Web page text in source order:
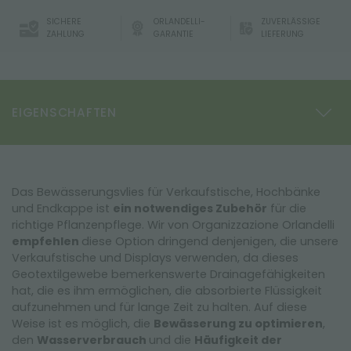
SICHERE
ZAHLUNG
ORLANDELLI-
GARANTIE
ZUVERLÄSSIGE
LIEFERUNG
EIGENSCHAFTEN
Das Bewässerungsvlies für Verkaufstische, Hochbänke
und Endkappe ist ein notwendiges Zubehör für die
richtige Pflanzenpflege. Wir von Organizzazione Orlandelli
empfehlen diese Option dringend denjenigen, die unsere
Verkaufstische und Displays verwenden, da dieses
Geotextilgewebe bemerkenswerte Drainagefähigkeiten
hat, die es ihm ermöglichen, die absorbierte Flüssigkeit
aufzunehmen und für lange Zeit zu halten. Auf diese
Weise ist es möglich, die Bewässerung zu optimieren,
den Wasserverbrauch und die Häufigkeit der